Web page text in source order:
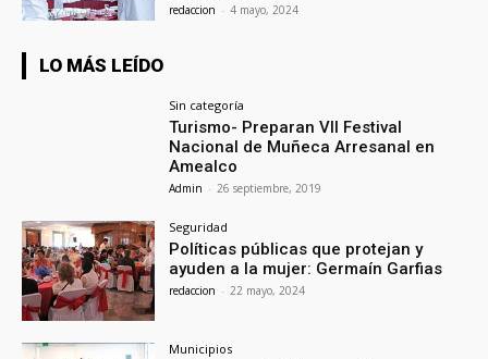
redaccion - 4 mayo, 2024
LO MÁS LEÍDO
Sin categoría
Turismo- Preparan VII Festival
Nacional de Muñeca Arresanal en
Amealco
Admin - 26 septiembre, 2019
Seguridad
Políticas públicas que protejan y
ayuden a la mujer: Germaín Garfias
redaccion - 22 mayo, 2024
Municipios